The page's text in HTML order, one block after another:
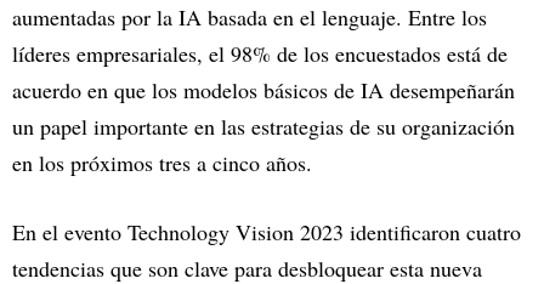
aumentadas por la IA basada en el lenguaje. Entre los
líderes empresariales, el 98% de los encuestados está de
acuerdo en que los modelos básicos de IA desempeñarán
un papel importante en las estrategias de su organización
en los próximos tres a cinco años.
En el evento Technology Vision 2023 identificaron cuatro
tendencias que son clave para desbloquear esta nueva